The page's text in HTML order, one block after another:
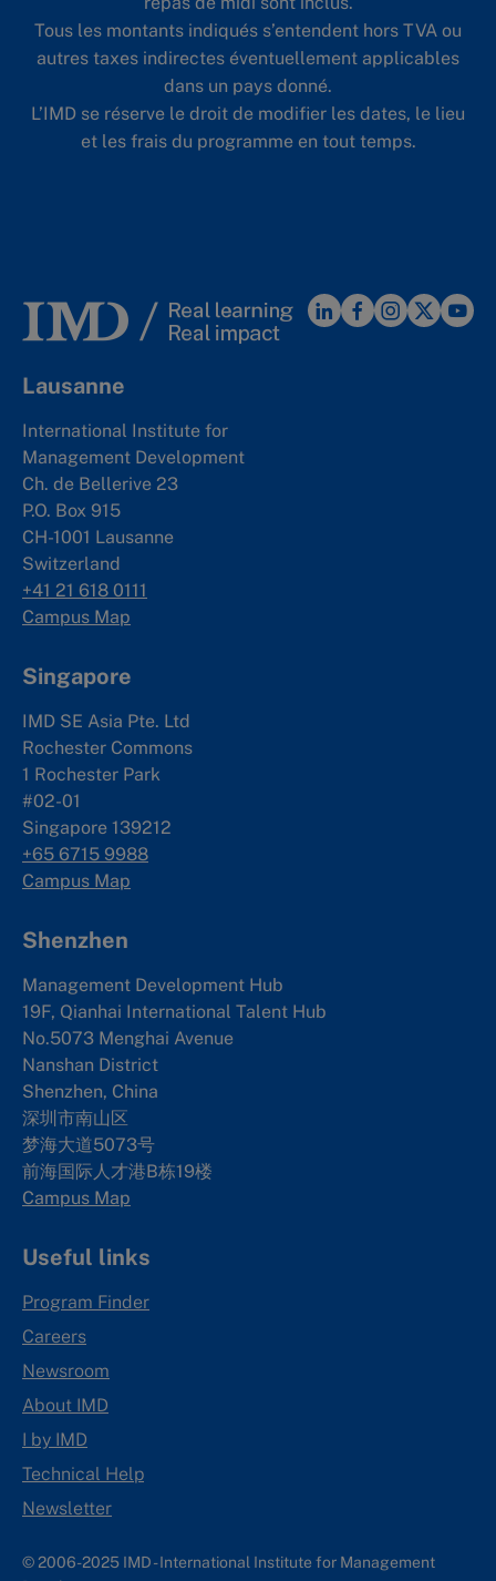
Tous les montants indiqués s’entendent hors TVA ou
autres taxes indirectes éventuellement applicables
dans un pays donné.
L’IMD se réserve le droit de modifier les dates, le lieu
et les frais du programme en tout temps.
Lausanne
International Institute for
Management Development
Ch. de Bellerive 23
P.O. Box 915
CH-1001 Lausanne
Switzerland
+41 21 618 0111
Campus Map
Singapore
IMD SE Asia Pte. Ltd
Rochester Commons
1 Rochester Park
#02-01
Singapore 139212
+65 6715 9988
Campus Map
Shenzhen
Management Development Hub
19F, Qianhai International Talent Hub
No.5073 Menghai Avenue
Nanshan District
Shenzhen, China
深圳市南山区
梦海大道5073号
前海国际人才港B栋19楼
Campus Map
Useful links
Program Finder
Careers
Newsroom
About IMD
I by IMD
Technical Help
Newsletter
© 2006-2025 IMD - International Institute for Management